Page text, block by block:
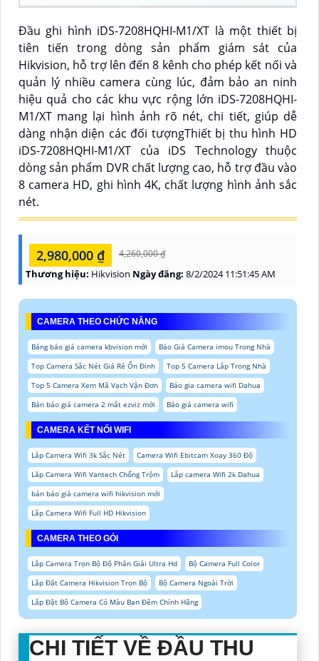
Đầu ghi hình iDS-7208HQHI-M1/XT là một thiết bị
tiên tiến trong dòng sản phẩm giám sát của
Hikvision, hỗ trợ lên đến 8 kênh cho phép kết nối và
quản lý nhiều camera cùng lúc, đảm bảo an ninh
hiệu quả cho các khu vực rộng lớn iDS-7208HQHI-
M1/XT mang lại hình ảnh rõ nét, chi tiết, giúp dễ
dàng nhận diện các đối tượngThiết bị thu hình HD
iDS-7208HQHI-M1/XT của iDS Technology thuộc
dòng sản phẩm DVR chất lượng cao, hỗ trợ đầu vào
8 camera HD, ghi hình 4K, chất lượng hình ảnh sắc
nét.
2,980,000 ₫ 4,260,000 ₫
Thương hiệu: Hikvision Ngày đăng: 8/2/2024 11:51:45 AM
CAMERA THEO CHỨC NĂNG
Bảng báo giá camera kbvision mới
Báo Giá Camera imou Trong Nhà
Top Camera Sắc Nét Giá Rẻ Ổn Định
Top 5 Camera Lắp Trong Nhà
Top 5 Camera Xem Mã Vạch Vận Đơn
Báo gia camera wifi Dahua
Bản báo giá camera 2 mắt ezviz mới
Báo giá camera wifi
CAMERA KẾT NỐI WIFI
Lắp Camera Wifi 3k Sắc Nét
Camera Wifi Ebitcam Xoay 360 Độ
Lăp Camera Wifi Vantech Chống Trộm
Lắp camera Wifi 2k Dahua
bản báo giá camera wifi hikvision mới
Lắp Camera Wifi Full HD Hikvision
CAMERA THEO GÓI
Lắp Camera Trọn Bộ Độ Phân Giải Ultra Hd
Bộ Camera Full Color
Lắp Đặt Camera Hikvision Trọn Bộ
Bộ Camera Ngoài Trời
Lắp Đặt Bộ Camera Có Màu Ban Đêm Chính Hãng
CHI TIẾT VỀ ĐẦU THU